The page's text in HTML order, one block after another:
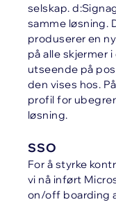
selskap.
samme løsning.
produserer en
på alle skjermer
utseende på
den vises hos.
profil for
løsning.
SSO
For å styrke
vi nå inført
on/off boarding